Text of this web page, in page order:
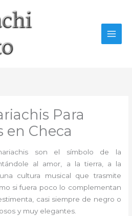
Para
en Checa
son el símbolo de la
al amor, a la tierra, a la
cultura musical que trasmite
si fuera poco lo complementan
casi siempre de negro o
y muy elegantes.